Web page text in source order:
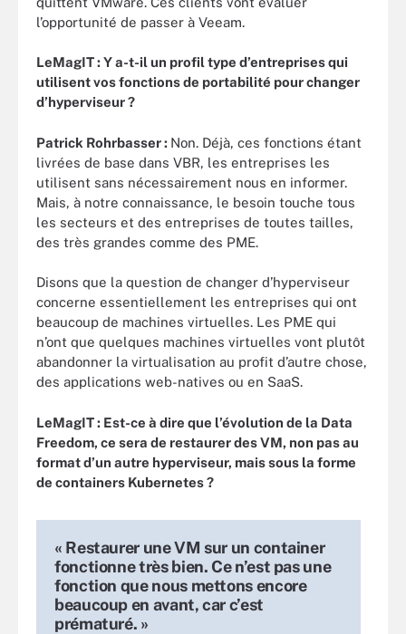
l’opportunité de passer à Veeam.
LeMagIT :Y a-t-il un profil type d’entreprises qui
utilisent vos fonctions de portabilité pour changer
d’hyperviseur ?
Patrick Rohrbasser : Non. Déjà, ces fonctions étant
livrées de base dans VBR, les entreprises les
utilisent sans nécessairement nous en informer.
Mais, à notre connaissance, le besoin touche tous
les secteurs et des entreprises de toutes tailles,
des très grandes comme des PME.
Disons que la question de changer d’hyperviseur
concerne essentiellement les entreprises qui ont
beaucoup de machines virtuelles. Les PME qui
n’ont que quelques machines virtuelles vont plutôt
abandonner la virtualisation au profit d’autre chose,
des applications web-natives ou en SaaS.
LeMagIT : Est-ce à dire que l’évolution de la Data
Freedom, ce sera de restaurer des VM, non pas au
format d’un autre hyperviseur, mais sous la forme
de containers Kubernetes ?
« Restaurer une VM sur un container
fonctionne très bien. Ce n’est pas une
fonction que nous mettons encore
beaucoup en avant, car c’est
prématuré. »